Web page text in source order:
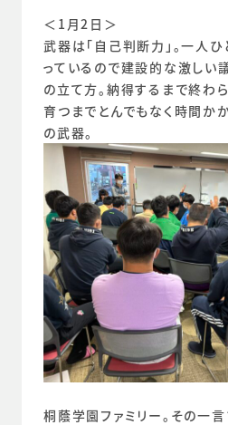
＜1月2日＞
武器は「自己判断力」。一人
っているので建設的な激しい
の立て方。納得するまで終わ
育つまでとんでもなく時間か
の武器。
桐蔭学園ファミリー。その一